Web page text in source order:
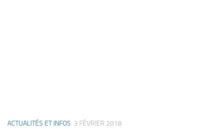
ACTUALITÉS ET INFOS 3 FÉVRIER 2018